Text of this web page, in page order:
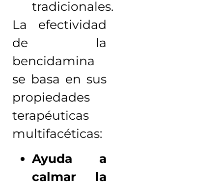
tradicionales.
La efectividad
de la
bencidamina
se basa en sus
propiedades
terapéuticas
multifacéticas:
Ayuda a
calmar la